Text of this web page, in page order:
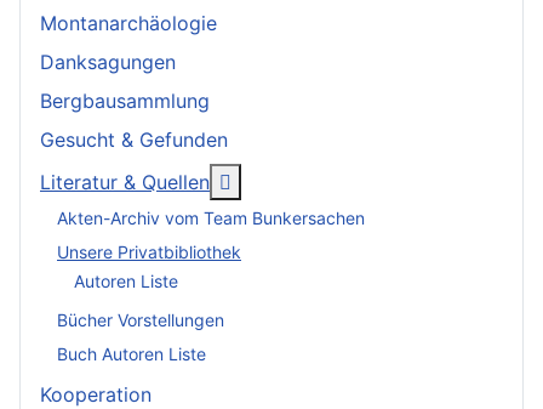
Montanarchäologie
Danksagungen
Bergbausammlung
Gesucht & Gefunden
Literatur & Quellen
Akten-Archiv vom Team Bunkersachen
Unsere Privatbibliothek
Autoren Liste
Bücher Vorstellungen
Buch Autoren Liste
Kooperation